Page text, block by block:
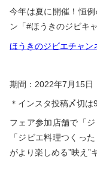
今年は夏に開催！恒
ン「#ほうきのジビキ
ほうきのジビエチャン
期間：2022年7月15日
＊インスタ投稿〆切
フェア参加店舗で「
「ジビエ料理つくっ
がより楽しめる”映え”